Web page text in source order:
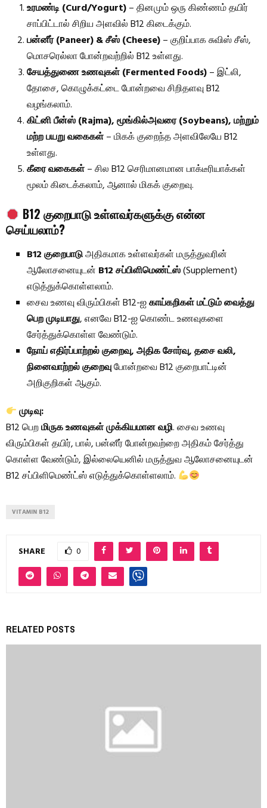
உரமண்டி (Curd/Yogurt)– தினமும் ஒரு கிண்ணம் தயிர்
சாப்பிட்டால் சிறிய அளவில் B12 கிடைக்கும்.
பன்னீர் (Paneer) & சீஸ் (Cheese)– குறிப்பாக சுவிஸ் சீஸ்,
மொசரெல்லா போன்றவற்றில் B12 உள்ளது.
சேயத்துணை உணவுகள் (Fermented Foods)– இட்லி,
தோசை, கொழுக்கட்டை போன்றவை சிறிதளவு B12
வழங்கலாம்.
கிட்னி பீன்ஸ் (Rajma), மூங்கில்அவரை (Soybeans), மற்றும்
மற்ற பயறு வகைகள்– மிகக் குறைந்த அளவிலேயே B12
உள்ளது.
கீரை வகைகள்– சில B12 செரிமானமான பாக்டீரியாக்கள்
மூலம் கிடைக்கலாம், ஆனால் மிகக் குறைவு.
B12 குறைபாடு உள்ளவர்களுக்கு என்ன
செய்யலாம்?
B12 குறைபாடுஅதிகமாக உள்ளவர்கள் மருத்துவரின்
ஆலோசனையுடன் B12 சப்பிளிமெண்ட்ஸ்(Supplement)
எடுத்துக்கொள்ளலாம்.
சைவ உணவு விரும்பிகள் B12-ஐகாய்கறிகள் மட்டும் வைத்து
பெற முடியாது, எனவே B12-ஐ கொண்ட உணவுகளை
சேர்த்துக்கொள்ள வேண்டும்.
நோய் எதிர்ப்பாற்றல் குறைவு, அதிக சோர்வு, தசை வலி,
நினைவாற்றல் குறைவுபோன்றவை B12 குறைபாட்டின்
அறிகுறிகள் ஆகும்.
முடிவு:
B12 பெறமிருக உணவுகள் முக்கியமான வழி. சைவ உணவு
விரும்பிகள் தயிர், பால், பன்னீர் போன்றவற்றை அதிகம் சேர்த்து
கொள்ள வேண்டும், இல்லையெனில் மருத்துவ ஆலோசனையுடன்
B12 சப்பிளிமெண்ட்ஸ் எடுத்துக்கொள்ளலாம்.
VITAMIN B12
SHARE 0
RELATED POSTS